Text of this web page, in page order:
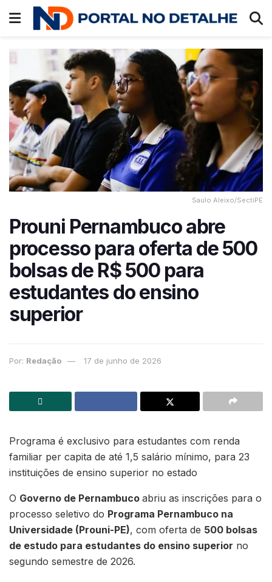
Saulo Aleixo/SectiPE
Prouni Pernambuco abre
processo para oferta de 500
bolsas de R$ 500 para
estudantes do ensino
superior
Por: Redação 17 de junho de 2026
Programa é exclusivo para estudantes com renda
familiar per capita de até 1,5 salário mínimo, para 23
instituições de ensino superior no estado
O Governo de Pernambuco abriu as inscrições para o
processo seletivo do Programa Pernambuco na
Universidade (Prouni-PE), com oferta de 500 bolsas
de estudo para estudantes do ensino superior no
segundo semestre de 2026.